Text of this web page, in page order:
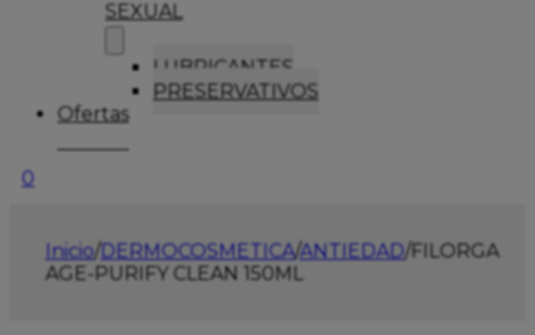
SEXUAL
LUBRICANTES
PRESERVATIVOS
Ofertas
0
Inicio/DERMOCOSMETICA/ANTIEDAD/FILORGA
AGE-PURIFY CLEAN 150ML